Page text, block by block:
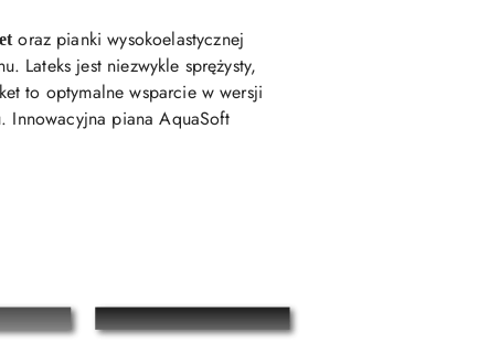
oraz pianki wysokoelastycznej
Lateks jest niezwykle sprężysty,
to optymalne wsparcie w wersji
Innowacyjna piana AquaSoft